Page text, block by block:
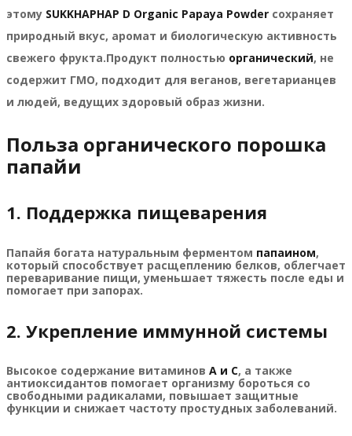
этому SUKKHAPHAP D Organic Papaya Powder сохраняет
природный вкус, аромат и биологическую активность
свежего фрукта.Продукт полностью органический, не
содержит ГМО, подходит для веганов, вегетарианцев
и людей, ведущих здоровый образ жизни.
Польза органического порошка
папайи
1. Поддержка пищеварения
Папайя богата натуральным ферментом папаином,
который способствует расщеплению белков, облегчает
переваривание пищи, уменьшает тяжесть после еды и
помогает при запорах.
2. Укрепление иммунной системы
Высокое содержание витаминов A и C, а также
антиоксидантов помогает организму бороться со
свободными радикалами, повышает защитные
функции и снижает частоту простудных заболеваний.